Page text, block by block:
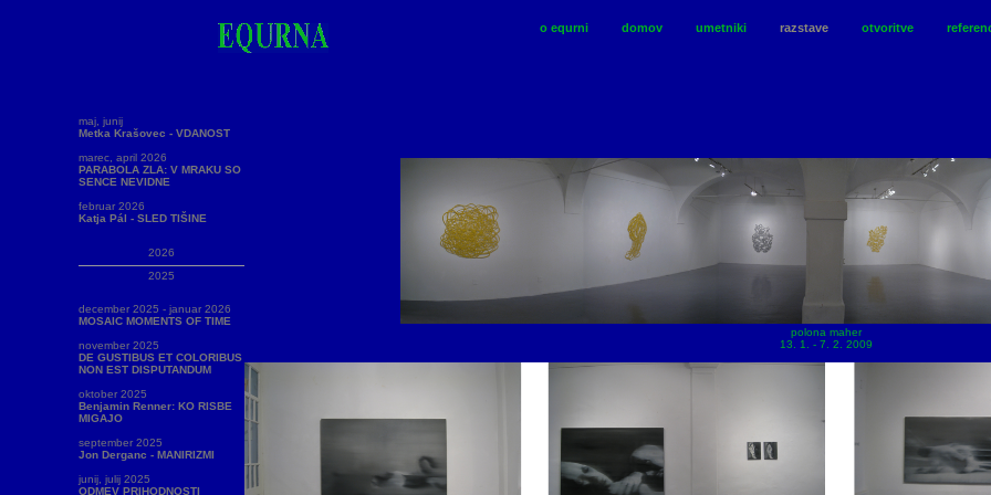
o equrni domov umetniki razstave otvoritve
maj, junij
Metka Krašovec - VDANOST
marec, april 2026
PARABOLA ZLA: V MRAKU SO
SENCE NEVIDNE
februar 2026
Katja Pál - SLED TIŠINE
2026
2025
december 2025 - januar 2026
MOSAIC MOMENTS OF TIME
november 2025
DE GUSTIBUS ET COLORIBUS
NON EST DISPUTANDUM
oktober 2025
Benjamin Renner: KO RISBE
MIGAJO
september 2025
Jon Derganc - MANIRIZMI
junij, julij 2025
ODMEV PRIHODNOSTI
polona maher
13. 1. - 7. 2. 2009